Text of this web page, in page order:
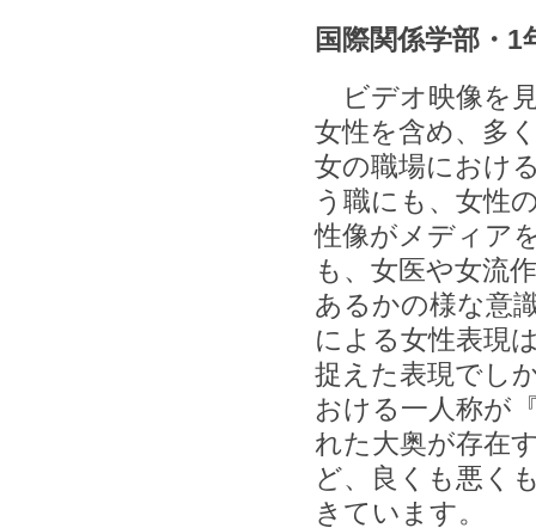
国際関係学部・1
ビデオ映像を
女性を含め、多
女の職場におけ
う職にも、女性
性像がメディア
も、女医や女流
あるかの様な意
による女性表現
捉えた表現でし
おける一人称が
れた大奥が存在
ど、良くも悪く
きています。